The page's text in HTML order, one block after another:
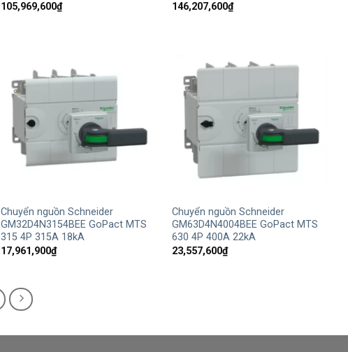
105,969,600₫
146,207,600₫
Chuyển nguồn Schneider
GM32D4N3154BEE GoPact MTS
315 4P 315A 18kA
17,961,900₫
Chuyển nguồn Schneider
GM63D4N4004BEE GoPact MTS
630 4P 400A 22kA
23,557,600₫